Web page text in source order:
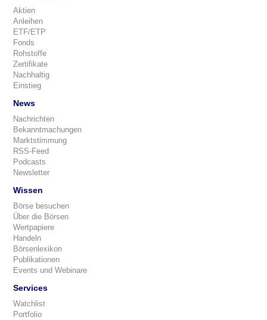
Aktien
Anleihen
ETF/ETP
Fonds
Rohstoffe
Zertifikate
Nachhaltig
Einstieg
News
Nachrichten
Bekanntmachungen
Marktstimmung
RSS-Feed
Podcasts
Newsletter
Wissen
Börse besuchen
Über die Börsen
Wertpapiere
Handeln
Börsenlexikon
Publikationen
Events und Webinare
Services
Watchlist
Portfolio